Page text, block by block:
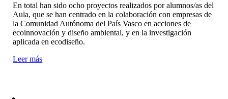
En total han sido ocho proyectos realizados por alumnos/as del
Aula, que se han centrado en la colaboración con empresas de
la Comunidad Autónoma del País Vasco en acciones de
ecoinnovación y diseño ambiental, y en la investigación
aplicada en ecodiseño.
Leer más